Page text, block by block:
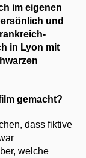
im eigenen
und
in Lyon mit
gemacht?
dass fiktive
welche